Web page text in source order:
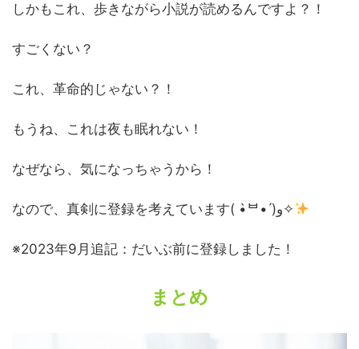
しかもこれ、歩きながら小説が読めるんですよ？！
すごくない？
これ、革命的じゃない？！
もうね、これは夜も眠れない！
なぜなら、気になっちゃうから！
なので、真剣に登録を考えています( •̀ᄇ• ́)ﻭ✧
※2023年9月追記：だいぶ前に登録しました！
まとめ